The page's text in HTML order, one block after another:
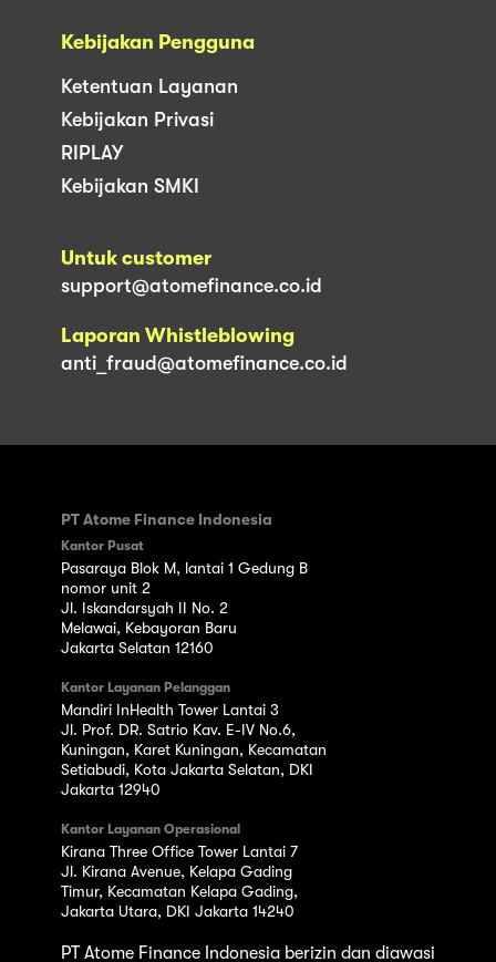
Kebijakan Pengguna
Ketentuan Layanan
Kebijakan Privasi
RIPLAY
Kebijakan SMKI
Untuk customer
support@atomefinance.co.id
Laporan Whistleblowing
anti_fraud@atomefinance.co.id
PT Atome Finance Indonesia
Kantor Pusat
Pasaraya Blok M, lantai 1 Gedung B
nomor unit 2
Jl. Iskandarsyah II No. 2
Melawai, Kebayoran Baru
Jakarta Selatan 12160
Kantor Layanan Pelanggan
Mandiri InHealth Tower Lantai 3
Jl. Prof. DR. Satrio Kav. E-IV No.6,
Kuningan, Karet Kuningan, Kecamatan
Setiabudi, Kota Jakarta Selatan, DKI
Jakarta 12940
Kantor Layanan Operasional
Kirana Three Office Tower Lantai 7
Jl. Kirana Avenue, Kelapa Gading
Timur, Kecamatan Kelapa Gading,
Jakarta Utara, DKI Jakarta 14240
PT Atome Finance Indonesia berizin dan diawasi